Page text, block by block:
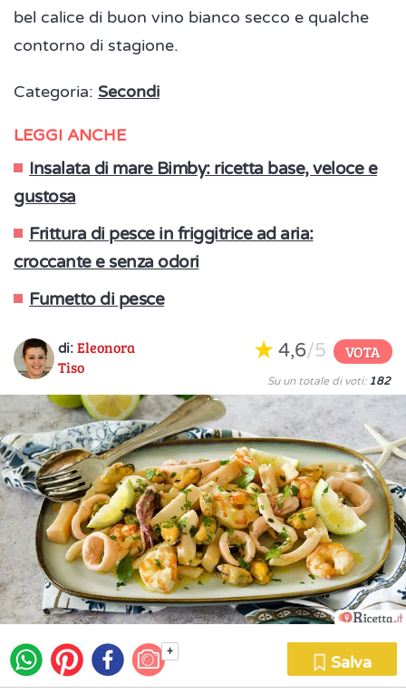
bel calice di buon vino bianco secco e qualche
contorno di stagione.
Categoria: Secondi
LEGGI ANCHE
Insalata di mare Bimby: ricetta base, veloce e
gustosa
Frittura di pesce in friggitrice ad aria:
croccante e senza odori
Fumetto di pesce
di: Eleonora
Tiso
4,6/5 VOTA
Su un totale di voti: 182
+
Salva